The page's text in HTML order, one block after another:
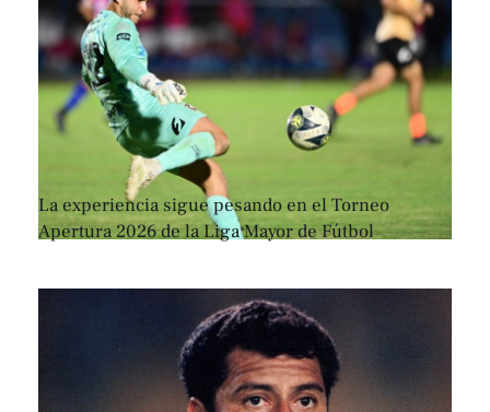
La experiencia sigue pesando en el Torneo
Apertura 2026 de la Liga Mayor de Fútbol